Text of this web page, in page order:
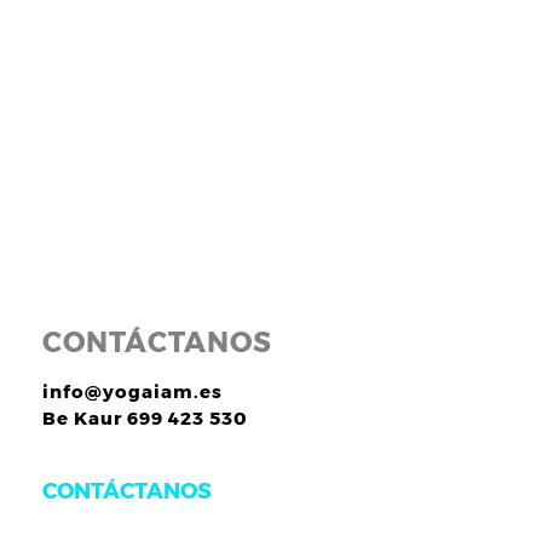
CONTÁCTANOS
info@yogaiam.es
Be Kaur 699 423 530
CONTÁCTANOS